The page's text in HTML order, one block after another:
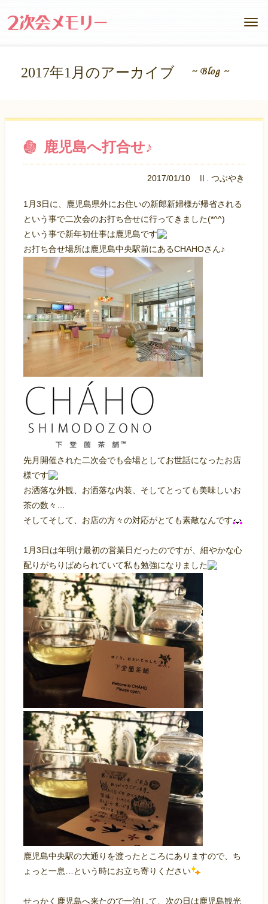
2017年1月のアーカイブ
鹿児島へ打合せ♪
2017/01/10 Ⅱ. つぶやき
1月3日に、鹿児島県外にお住いの新郎新婦様が帰省される
という事で二次会のお打ち合せに行ってきました(*^^)
という事で新年初仕事は鹿児島です
お打ち合せ場所は鹿児島中央駅前にあるCHAHOさん♪
先月開催された二次会でも会場としてお世話になったお店
様です
お洒落な外観、お洒落な内装、そしてとっても美味しいお
茶の数々…
そしてそして、お店の方々の対応がとても素敵なんです
1月3日は年明け最初の営業日だったのですが、細やかな心
配りがちりばめられていて私も勉強になりました
鹿児島中央駅の大通りを渡ったところにありますので、ち
ょっと一息…という時にお立ち寄りください
せっかく鹿児島へ来たので一泊して、次の日は鹿児島観光